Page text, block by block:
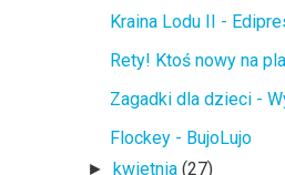
Kraina Lodu II -
Rety! Ktoś nowy na
Zagadki dla dzieci -
Flockey - BujoLujo
► kwietnia(27)